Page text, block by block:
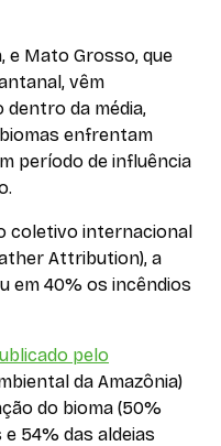
e Mato Grosso, que
vêm
da média,
enfrentam
período de influência
coletivo internacional
Attribution), a
em 40% os incêndios
pelo
da Amazônia)
do bioma (50%
54% das aldeias